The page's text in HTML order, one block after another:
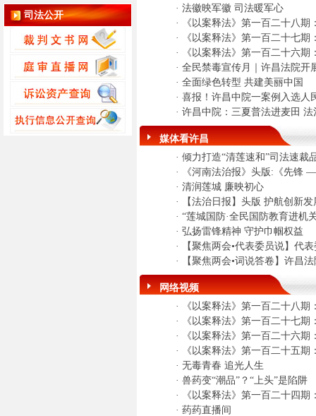
司法公开
· 法徽映军徽 司法暖军心
·
《以案释法》第一百二十八期
·
《以案释法》第一百二十七期
·
《以案释法》第一百二十六
· 全民禁毒宣传月｜许昌法院
· 全面绿色转型 共建美丽中国
· 喜报！许昌中院一案例入选人
· 许昌中院：三夏普法进麦田
媒体看许昌
· 倾力打造“清莲速和”司法速裁
·
《河南法治报》头版:《先锋
· 清润莲城 廉映初心
·
【法治日报】头版 护航创新
· “莲城国防·全民国防教育进机
· 弘扬雷锋精神 守护巾帼权益
·
【聚焦两会•代表委员说】代
·
【聚焦两会•词说答卷】许昌
网络视频
·
《以案释法》第一百二十八期
·
《以案释法》第一百二十七期
·
《以案释法》第一百二十六
·
《以案释法》第一百二十五期
· 无毒青春 追光人生
· 兽药变“潮品”？“上头”是陷阱
·
《以案释法》第一百二十四
· 药药直播间